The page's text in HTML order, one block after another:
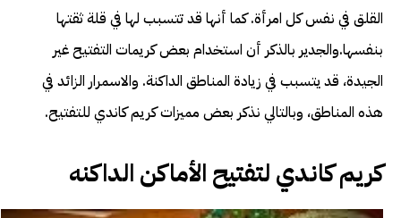
القلق في نفس كل امرأة. كما أنها قد تتسبب لها في قلة ثقتها
بنفسها.والجدير بالذكر أن استخدام بعض كريمات التفتيح غير
الجيدة، قد يتسبب في زيادة المناطق الداكنة. والاسمرار الزائد في
هذه المناطق، وبالتالي نذكر بعض مميزات كريم كاندي للتفتيح.
كريم كاندي لتفتيح الأماكن الداكنه